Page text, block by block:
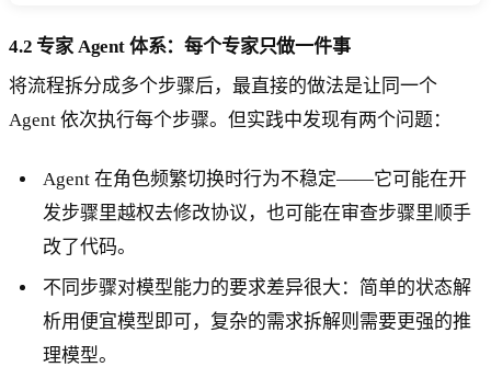
4.2 专家 Agent 体系：每个专家只做一件事
将流程拆分成多个步骤后，最直接的做法是让同一个
Agent 依次执行每个步骤。但实践中发现有两个问题：
Agent 在角色频繁切换时行为不稳定——它可能在开
发步骤里越权去修改协议，也可能在审查步骤里顺手
改了代码。
不同步骤对模型能力的要求差异很大：简单的状态解
析用便宜模型即可，复杂的需求拆解则需要更强的推
理模型。